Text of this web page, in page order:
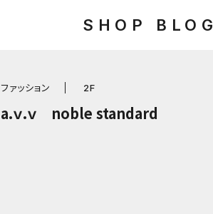
SHOP BLOG
ファッション 2F
a.ｖ.ｖ noble standard